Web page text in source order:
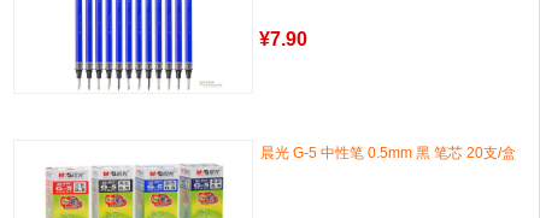
¥7.90
晨光 G-5 中性笔 0.5mm 黑 笔芯 20支/盒